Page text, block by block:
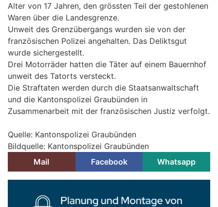
Alter von 17 Jahren, den grössten Teil der gestohlenen
Waren über die Landesgrenze.
Unweit des Grenzübergangs wurden sie von der
französischen Polizei angehalten. Das Deliktsgut
wurde sichergestellt.
Drei Motorräder hatten die Täter auf einem Bauernhof
unweit des Tatorts versteckt.
Die Straftaten werden durch die Staatsanwaltschaft
und die Kantonspolizei Graubünden in
Zusammenarbeit mit der französischen Justiz verfolgt.
Quelle: Kantonspolizei Graubünden
Bildquelle: Kantonspolizei Graubünden
Mail
Facebook Whatsapp